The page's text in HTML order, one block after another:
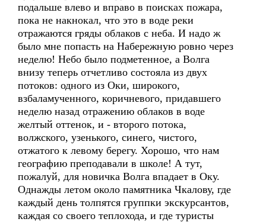
подальше влево и вправо в поисках пожара,
пока не накнокал, что это в воде реки
отражаются гряды облаков с неба. И надо ж
было мне попасть на Набережную ровно через
неделю! Небо было подметенное, а Волга
внизу теперь отчетливо состояла из двух
потоков: одного из Оки, широкого,
взбаламученного, коричневого, придавшего
неделю назад отражению облаков в воде
желтый оттенок, и - второго потока,
волжского, узенького, синего, чистого,
отжатого к левому берегу. Хорошо, что нам
географию преподавали в школе! А тут,
пожалуй, для новичка Волга впадает в Оку.
Однажды летом около памятника Чкалову, где
каждый день толпятся группки экскурсантов,
каждая со своего теплохода, и где туристы